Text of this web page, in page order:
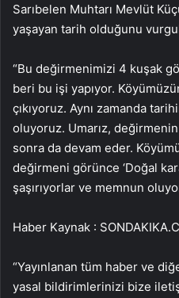
Sarıbelen Muhtarı Mevlüt
yaşayan tarih olduğunu
“Bu değirmenimizi 4 kuşak
beri bu işi yapıyor.
çıkıyoruz. Aynı zamanda
oluyoruz. Umarız,
sonra da devam eder.
değirmeni görünce ‘Doğal
şaşırıyorlar ve memnun
Haber Kaynak :
“Yayınlanan tüm haber ve
yasal bildirimlerinizi bize